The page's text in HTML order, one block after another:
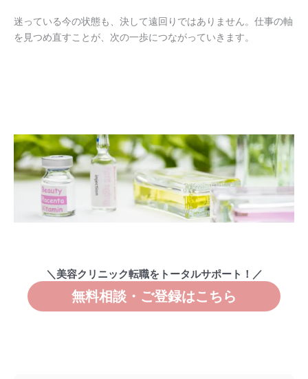
迷っている今の状態も、決して遠回りではありません。仕事の軸
を見つめ直すことが、次の一歩につながっていきます。
＼美容クリニック転職をトータルサポート！／
無料相談・ご登録はこちら